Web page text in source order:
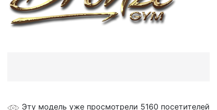
Эту модель уже просмотрели 5160 посетителей